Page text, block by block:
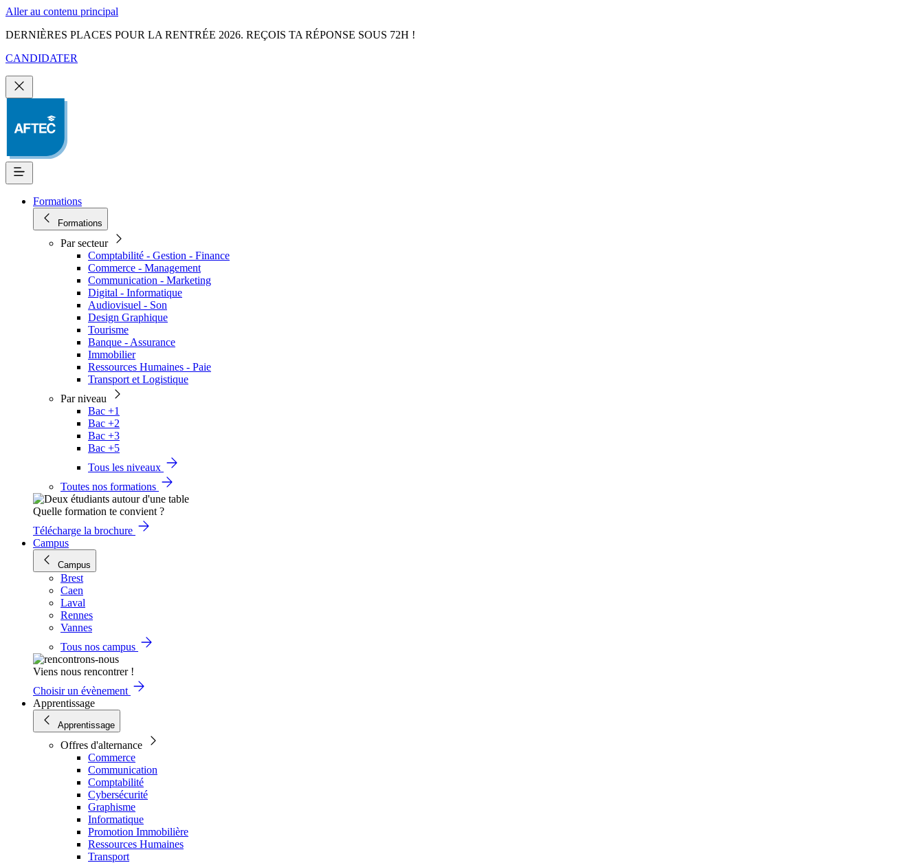
Aller au contenu principal
DERNIÈRES PLACES POUR LA RENTRÉE 2026. REÇOIS TA RÉPONSE SOUS 72H !
CANDIDATER
Formations
Formations
Par secteur
Comptabilité - Gestion - Finance
Commerce - Management
Communication - Marketing
Digital - Informatique
Audiovisuel - Son
Design Graphique
Tourisme
Banque - Assurance
Immobilier
Ressources Humaines - Paie
Transport et Logistique
Par niveau
Bac +1
Bac +2
Bac +3
Bac +5
Tous les niveaux
Toutes nos formations
Quelle formation te convient ?
Télécharge la brochure
Campus
Campus
Brest
Caen
Laval
Rennes
Vannes
Tous nos campus
Viens nous rencontrer !
Choisir un évènement
Apprentissage
Apprentissage
Offres d'alternance
Commerce
Communication
Comptabilité
Cybersécurité
Graphisme
Informatique
Promotion Immobilière
Ressources Humaines
Transport